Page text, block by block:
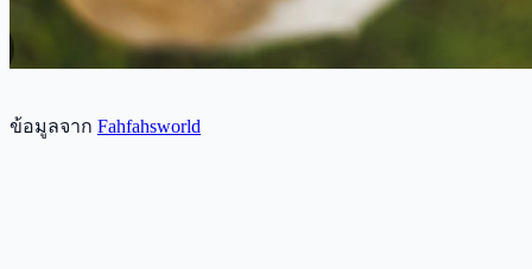
ข้อมูลจาก Fahfahsworld